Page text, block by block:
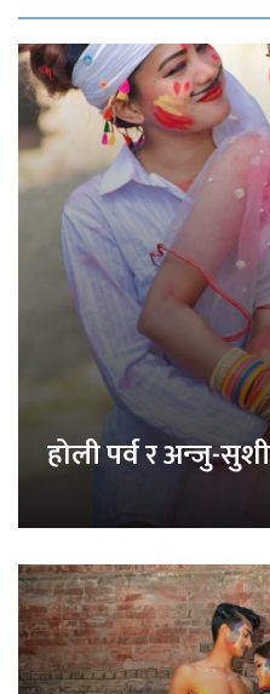
होली पर्व र अन्जु-